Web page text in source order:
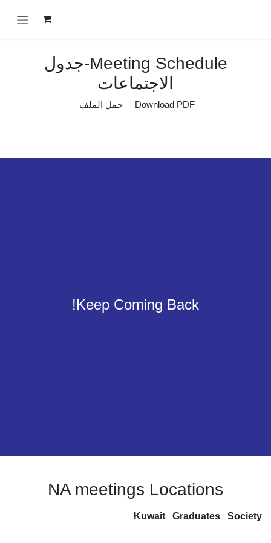
Meeting Schedule-جدول
الاجتماعات
Download PDF حمل الملف
Keep Coming Back!
NA meetings Locations
Kuwait Graduates Society